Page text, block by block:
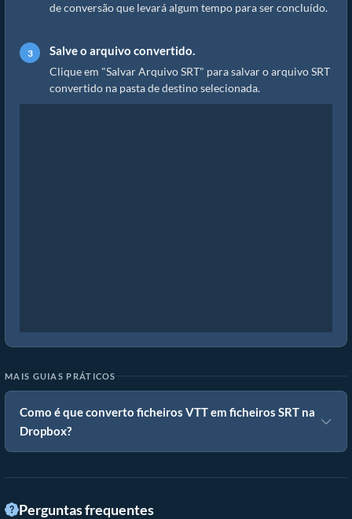
de conversão que levará algum tempo para ser concluído.
Salve o arquivo convertido.
Clique em "Salvar Arquivo SRT" para salvar o arquivo SRT
convertido na pasta de destino selecionada.
MAIS GUIAS PRÁTICOS
Como é que converto ficheiros VTT em ficheiros SRT na
Dropbox?
Perguntas frequentes